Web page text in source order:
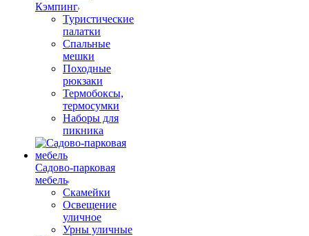
Кэмпинг
Туристические
палатки
Спальные
мешки
Походные
рюкзаки
Термобоксы,
термосумки
Наборы для
пикника
Садово-парковая
мебель
Скамейки
Освещение
уличное
Урны уличные